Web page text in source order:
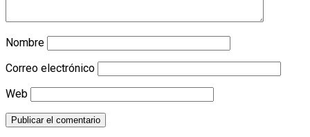
Nombre
Correo electrónico
Web